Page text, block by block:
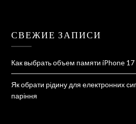
СВЕЖИЕ ЗАПИСИ
Как выбрать объем памяти iPhone 17
Як обрати рідину для електронних
паріння